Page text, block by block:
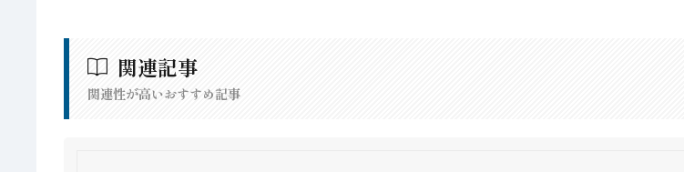
関連記事
関連性が高いおすすめ記事